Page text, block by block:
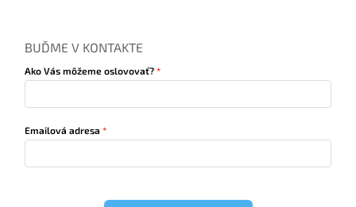
BUĎME V KONTAKTE
Ako Vás môžeme oslovovať?
Emailová adresa